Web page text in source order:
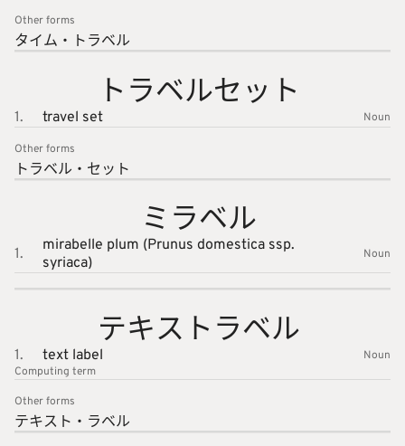
Other forms
タイム・ トラベル
トラベルセット
1. travel set Noun
Other forms
トラベル ・セット
ミラベル
1.
mirabelle plum (Prunus domestica ssp.
syriaca)
Noun
テキストラベル
1. text label
Noun
Computing term
Other forms
テキスト ・ラベル